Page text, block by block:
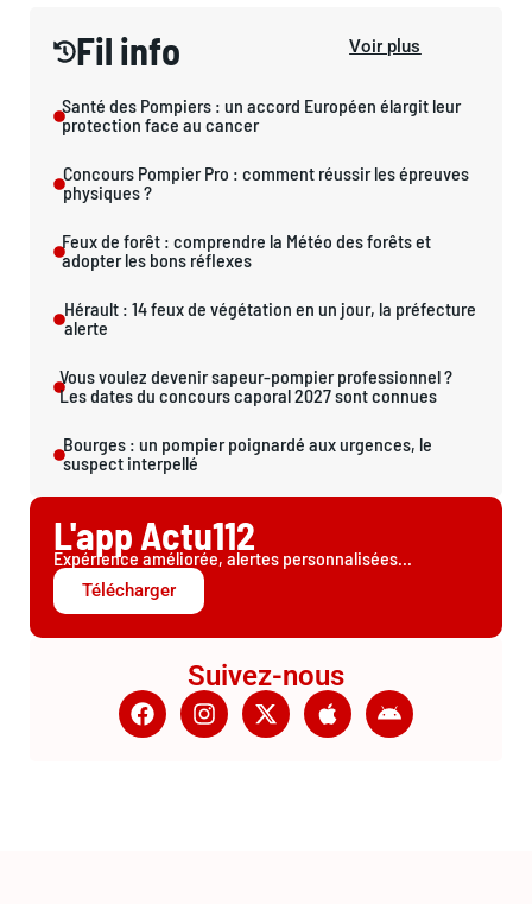
Fil info Voir plus
Santé des Pompiers : un accord Européen élargit leur
protection face au cancer
Concours Pompier Pro : comment réussir les épreuves
physiques ?
Feux de forêt : comprendre la Météo des forêts et
adopter les bons réflexes
Hérault : 14 feux de végétation en un jour, la préfecture
alerte
Vous voulez devenir sapeur-pompier professionnel ?
Les dates du concours caporal 2027 sont connues
Bourges : un pompier poignardé aux urgences, le
suspect interpellé
L'app Actu112
Expérience améliorée, alertes personnalisées...
Télécharger
Suivez-nous